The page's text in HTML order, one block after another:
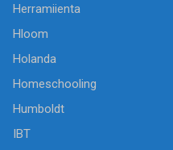
Herramiienta
Hloom
Holanda
Homeschooling
Humboldt
IBT